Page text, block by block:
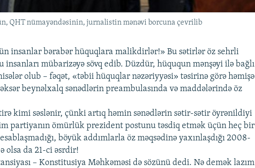
QHT nümayəndəsinin, jurnalistin mənəvi borcuna çevrilib
insanlar bərabər hüquqlara malikdirlər!» Bu sətirlər öz sehrli
insanları mübarizəyə sövq edib. Düzdür, hüququn mənşəyi ilə bağlı
olub – fəqət, «təbii hüquqlar nəzəriyyəsi» təsirinə görə həmişə
beynəlxalq sənədlərin preambulasında və maddələrində öz
kimi səslənir, çünki artıq həmin sənədlərin sətir-sətir öyrənildiyi
partiyanın ömürlük prezident postunu təsdiq etmək üçün heç bir
böyük addımlarla öz məqsədinə yaxınlaşdığı 2008-
olsa da 21-ci əsrdir!
– Konstitusiya Məhkəməsi də sözünü dedi. Nə demək lazım